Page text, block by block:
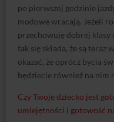
po pierwszej godzinie
modowe wracają. Jeżeli
przechowuję dobrej klasy
tak się składa, że są teraz
okazać, że oprócz bycia
będziecie również na nim
Czy Twoje dziecko jest
umiejętności i gotowość